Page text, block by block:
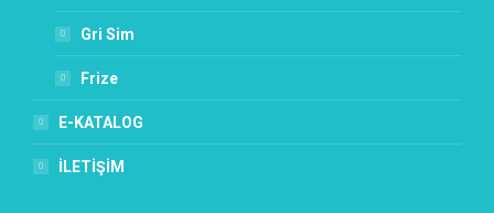
Gri Sim
Frize
E-KATALOG
İLETİŞİM